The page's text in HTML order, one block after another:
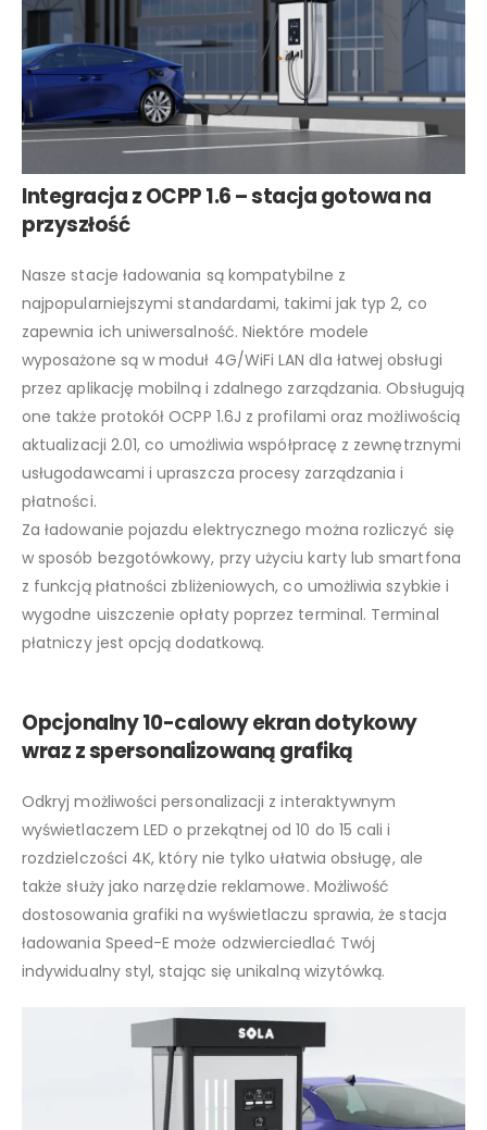
Integracja z OCPP 1.6 – stacja gotowa na
przyszłość
Nasze stacje ładowania są kompatybilne z
najpopularniejszymi standardami, takimi jak typ 2, co
zapewnia ich uniwersalność. Niektóre modele
wyposażone są w moduł 4G/WiFi LAN dla łatwej obsługi
przez aplikację mobilną i zdalnego zarządzania. Obsługują
one także protokół OCPP 1.6J z profilami oraz możliwością
aktualizacji 2.01, co umożliwia współpracę z zewnętrznymi
usługodawcami i upraszcza procesy zarządzania i
płatności.
Za ładowanie pojazdu elektrycznego można rozliczyć się
w sposób bezgotówkowy, przy użyciu karty lub smartfona
z funkcją płatności zbliżeniowych, co umożliwia szybkie i
wygodne uiszczenie opłaty poprzez terminal. Terminal
płatniczy jest opcją dodatkową.
Opcjonalny 10-calowy ekran dotykowy
wraz z spersonalizowaną grafiką
Odkryj możliwości personalizacji z interaktywnym
wyświetlaczem LED o przekątnej od 10 do 15 cali i
rozdzielczości 4K, który nie tylko ułatwia obsługę, ale
także służy jako narzędzie reklamowe. Możliwość
dostosowania grafiki na wyświetlaczu sprawia, że stacja
ładowania Speed-E może odzwierciedlać Twój
indywidualny styl, stając się unikalną wizytówką.